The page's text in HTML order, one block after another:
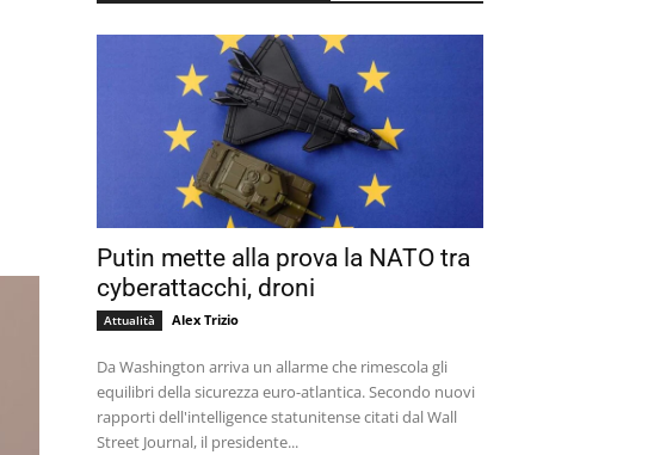
Putin mette alla prova la NATO tra
cyberattacchi, droni
Attualità Alex Trizio
Da Washington arriva un allarme che rimescola gli
equilibri della sicurezza euro-atlantica. Secondo nuovi
rapporti dell'intelligence statunitense citati dal Wall
Street Journal, il presidente...